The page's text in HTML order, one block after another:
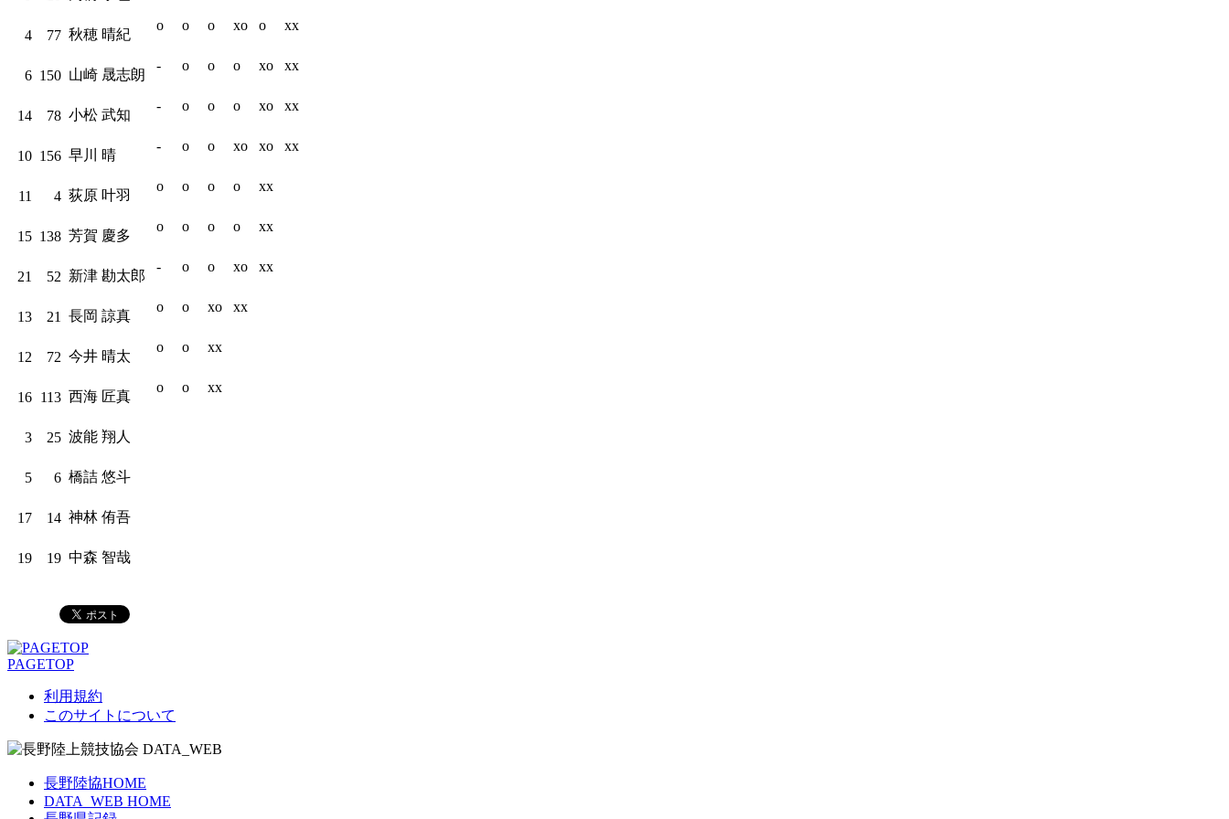
4 77 秋穂 晴紀
o o o xo o xx
6 150 山崎 晟志朗
- o o o xo xx
14 78 小松 武知
- o o o xo xx
10 156 早川 晴
- o o xo xo xx
11 4 荻原 叶羽
o o o o xx
15 138 芳賀 慶多
o o o o xx
21 52 新津 勘太郎
- o o xo xx
13 21 長岡 諒真
o o xo xx
12 72 今井 晴太
o o xx
16 113 西海 匠真
o o xx
3 25 波能 翔人
5 6 橋詰 悠斗
17 14 神林 侑吾
19 19 中森 智哉
PAGETOP
利用規約
このサイトについて
長野陸協HOME
DATA_WEB HOME